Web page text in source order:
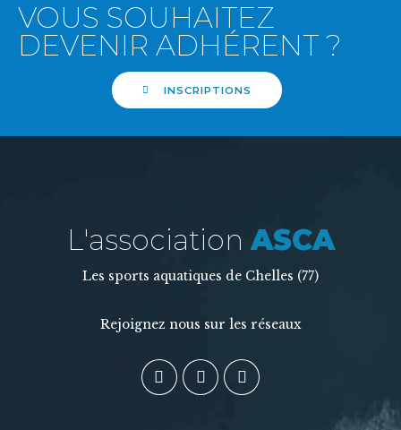
VOUS SOUHAITEZ
DEVENIR ADHÉRENT ?
INSCRIPTIONS
L'associationASCA
Les sports aquatiques de Chelles (77)
Rejoignez nous sur les réseaux